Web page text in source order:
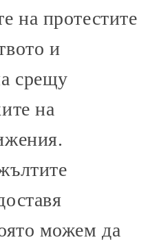
на протестите
и
срещу
на
можем да